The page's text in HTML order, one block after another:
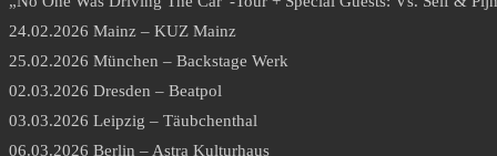
24.02.2026 Mainz – KUZ Mainz
25.02.2026 München – Backstage Werk
02.03.2026 Dresden – Beatpol
03.03.2026 Leipzig – Täubchenthal
06.03.2026 Berlin – Astra Kulturhaus